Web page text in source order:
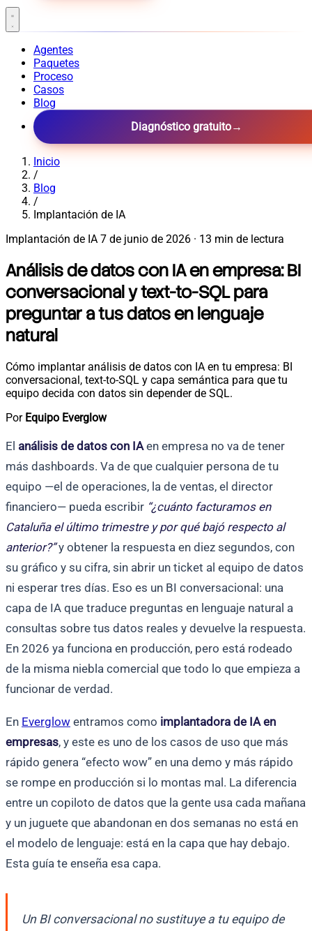
Agentes
Paquetes
Proceso
Casos
Blog
Diagnóstico gratuito→
Inicio
/
Blog
/
Implantación de IA
Implantación de IA 7 de junio de 2026 · 13 min de lectura
Análisis de datos con IA en empresa: BI
conversacional y text-to-SQL para
preguntar a tus datos en lenguaje
natural
Cómo implantar análisis de datos con IA en tu empresa: BI
conversacional, text-to-SQL y capa semántica para que tu
equipo decida con datos sin depender de SQL.
Por Equipo Everglow
El análisis de datos con IAen empresa no va de tener
más dashboards. Va de que cualquier persona de tu
equipo —el de operaciones, la de ventas, el director
financiero— pueda escribir “¿cuánto facturamos en
Cataluña el último trimestre y por qué bajó respecto al
anterior?”y obtener la respuesta en diez segundos, con
su gráfico y su cifra, sin abrir un ticket al equipo de datos
ni esperar tres días. Eso es un BI conversacional: una
capa de IA que traduce preguntas en lenguaje natural a
consultas sobre tus datos reales y devuelve la respuesta.
En 2026 ya funciona en producción, pero está rodeado
de la misma niebla comercial que todo lo que empieza a
funcionar de verdad.
En Everglow entramos como implantadora de IA en
empresas, y este es uno de los casos de uso que más
rápido genera “efecto wow” en una demo y más rápido
se rompe en producción si lo montas mal. La diferencia
entre un copiloto de datos que la gente usa cada mañana
y un juguete que abandonan en dos semanas no está en
el modelo de lenguaje: está en la capa que hay debajo.
Esta guía te enseña esa capa.
Un BI conversacional no sustituye a tu equipo de